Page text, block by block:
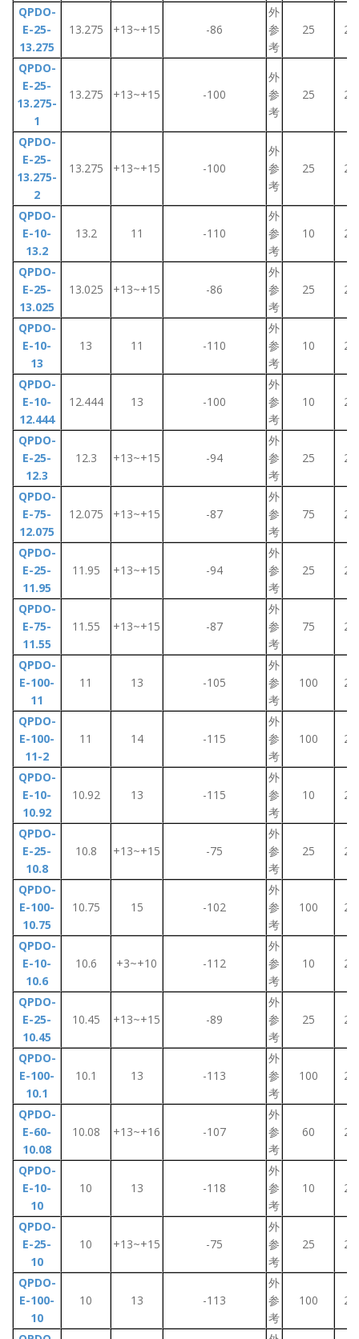
QPDO-
E-25-
13.275
13.275 +13~+15 -86
外
参
考
25
QPDO-
E-25-
13.275-
1
13.275 +13~+15 -100
外
参
考
25
QPDO-
E-25-
13.275-
2
13.275 +13~+15 -100
外
参
考
25
QPDO-
E-10-
13.2
13.2 11 -110
外
参
考
10
QPDO-
E-25-
13.025
13.025 +13~+15 -86
外
参
考
25
QPDO-
E-10-
13
13 11 -110
外
参
考
10
QPDO-
E-10-
12.444
12.444 13 -100
外
参
考
10
QPDO-
E-25-
12.3
12.3 +13~+15 -94
外
参
考
25
QPDO-
E-75-
12.075
12.075 +13~+15 -87
外
参
考
75
QPDO-
E-25-
11.95
11.95 +13~+15 -94
外
参
考
25
QPDO-
E-75-
11.55
11.55 +13~+15 -87
外
参
考
75
QPDO-
E-100-
11
11 13 -105
外
参
考
100
QPDO-
E-100-
11-2
11 14 -115
外
参
考
100
QPDO-
E-10-
10.92
10.92 13 -115
外
参
考
10
QPDO-
E-25-
10.8
10.8 +13~+15 -75
外
参
考
25
QPDO-
E-100-
10.75
10.75 15 -102
外
参
考
100
QPDO-
E-10-
10.6
10.6 +3~+10 -112
外
参
考
10
QPDO-
E-25-
10.45
10.45 +13~+15 -89
外
参
考
25
QPDO-
E-100-
10.1
10.1 13 -113
外
参
考
100
QPDO-
E-60-
10.08
10.08 +13~+16 -107
外
参
考
60
QPDO-
E-10-
10
10 13 -118
外
参
考
10
QPDO-
E-25-
10
10 +13~+15 -75
外
参
考
25
QPDO-
E-100-
10
10 13 -113
外
参
考
100